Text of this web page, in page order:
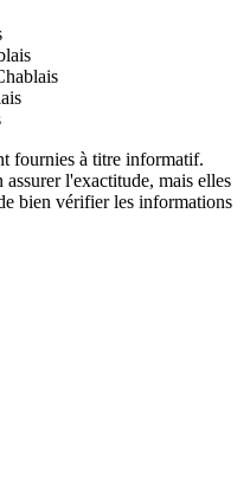
fournies à titre informatif.
l'exactitude, mais elles
bien vérifier les informations